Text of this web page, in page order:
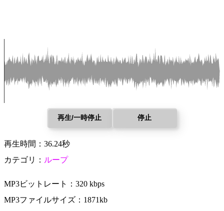
再生/一時停止 停止
再生時間：36.24秒
カテゴリ： ループ
MP3ビットレート：320 kbps
MP3ファイルサイズ：1871kb